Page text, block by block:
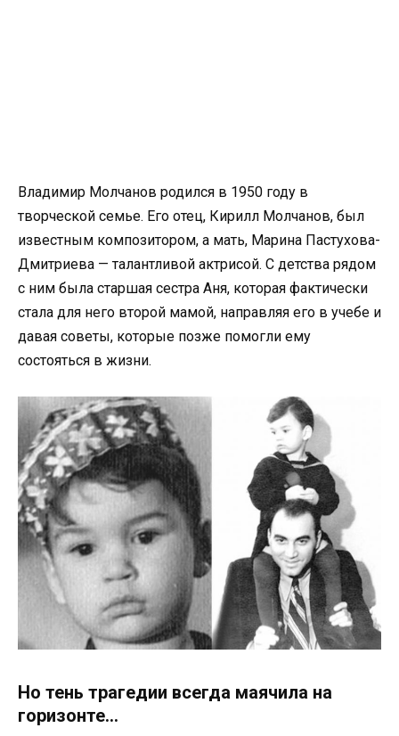
Владимир Молчанов родился в 1950 году в
творческой семье. Его отец, Кирилл Молчанов, был
известным композитором, а мать, Марина Пастухова-
Дмитриева — талантливой актрисой. С детства рядом
с ним была старшая сестра Аня, которая фактически
стала для него второй мамой, направляя его в учебе и
давая советы, которые позже помогли ему
состояться в жизни.
Но тень трагедии всегда маячила на
горизонте…